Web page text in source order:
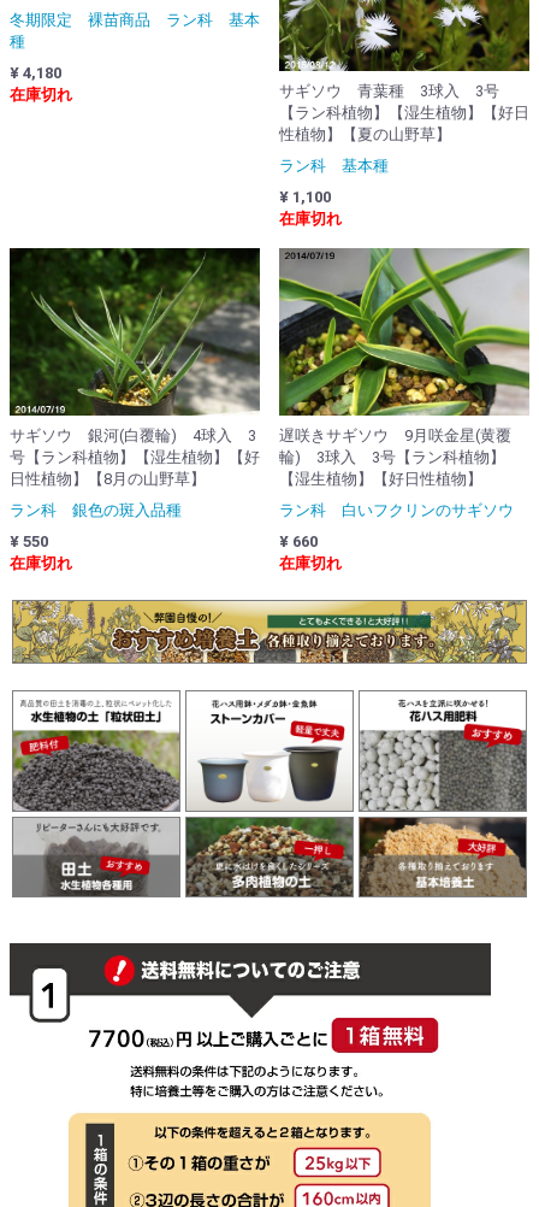
冬期限定 裸苗商品 ラン科 基本
種
¥ 4,180
在庫切れ
サギソウ 青葉種 3球入 3号
【ラン科植物】【湿生植物】【好日
性植物】【夏の山野草】
ラン科 基本種
¥ 1,100
在庫切れ
サギソウ 銀河(白覆輪) 4球入 3
号【ラン科植物】【湿生植物】【好
日性植物】【8月の山野草】
ラン科 銀色の斑入品種
¥ 550
在庫切れ
遅咲きサギソウ 9月咲金星(黄覆
輪) 3球入 3号【ラン科植物】
【湿生植物】【好日性植物】
ラン科 白いフクリンのサギソウ
¥ 660
在庫切れ